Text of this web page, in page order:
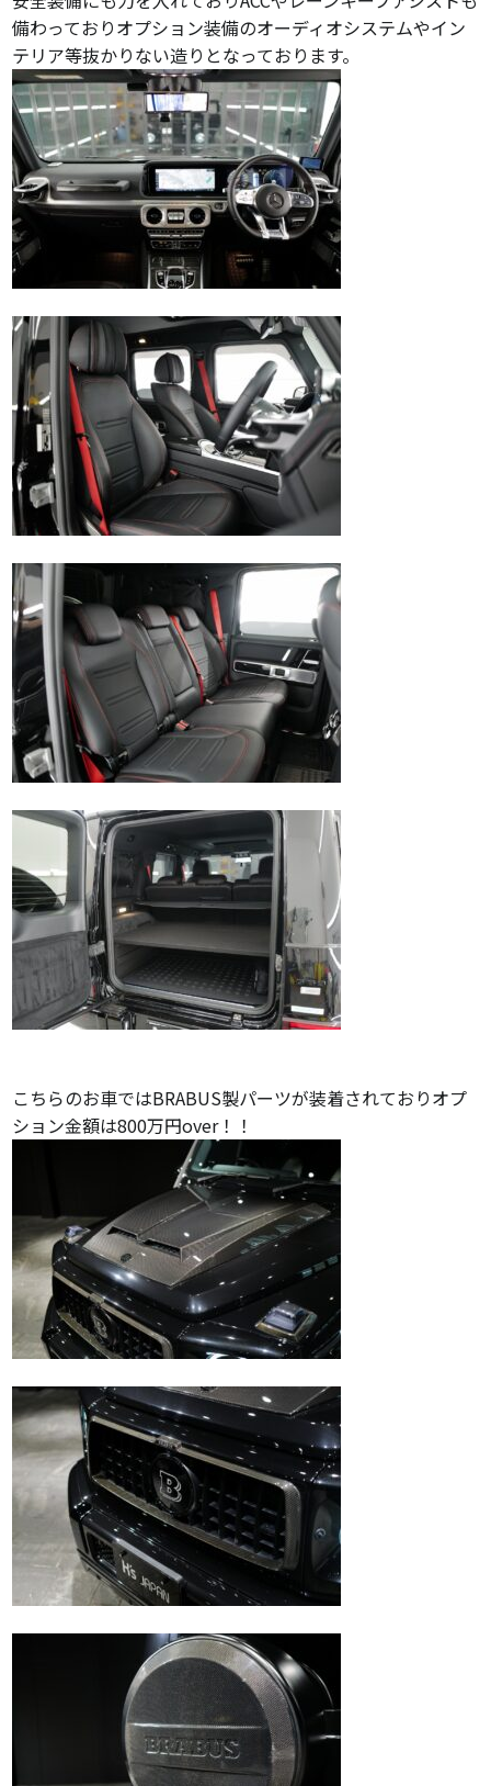
備わっておりオプション装備のオーディオシステムやイン
テリア等抜かりない造りとなっております。
こちらのお車ではBRABUS製パーツが装着されておりオプ
ション金額は800万円over！！